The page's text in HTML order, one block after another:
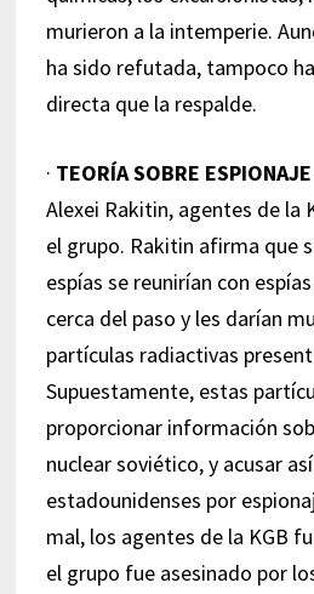
murieron a la intemperie.
ha sido refutada, tampoco
directa que la respalde.
· TEORÍA SOBRE ESPIONAJE
Alexei Rakitin, agentes de la
el grupo. Rakitin afirma que
espías se reunirían con
cerca del paso y les darían
partículas radiactivas
Supuestamente, estas
proporcionar información
nuclear soviético, y acusar
estadounidenses por
mal, los agentes de la KGB
el grupo fue asesinado por